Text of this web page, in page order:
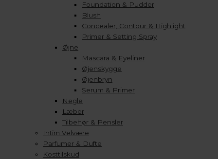
Foundation & Pudder
Blush
Concealer, Contour & Highlight
Primer & Setting Spray
Øjne
Mascara & Eyeliner
Øjenskygge
Øjenbryn
Serum & Primer
Negle
Læber
Tilbehør & Pensler
Intim Velvære
Parfumer & Dufte
Kosttilskud